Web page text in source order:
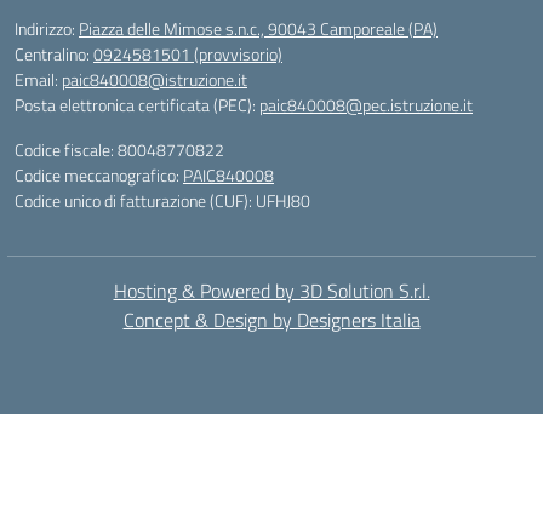
Indirizzo: Piazza delle Mimose s.n.c., 90043 Camporeale (PA)
Centralino:0924581501 (provvisorio)
Email: paic840008@istruzione.it
Posta elettronica certificata (PEC): paic840008@pec.istruzione.it
Codice fiscale: 80048770822
Codice meccanografico: PAIC840008
Codice unico di fatturazione (CUF): UFHJ80
Hosting & Powered by 3D Solution S.r.l.
Concept & Design by Designers Italia